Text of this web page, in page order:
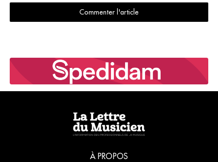
Commenter l'article
À PROPOS